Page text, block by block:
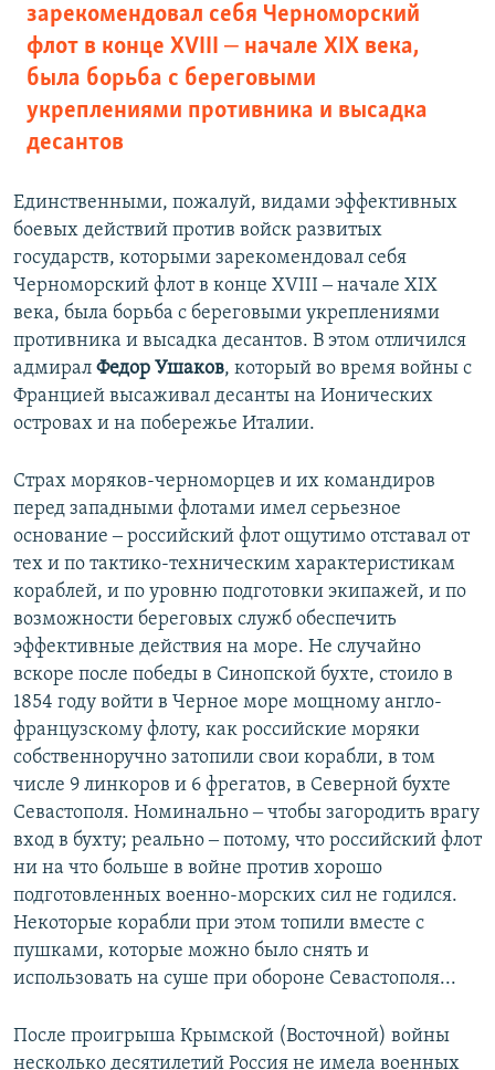
зарекомендовал себя Черноморский
флот в конце XVIII ‒ начале XIX века,
была борьба с береговыми
укреплениями противника и высадка
десантов
Единственными, пожалуй, видами эффективных
боевых действий против войск развитых
государств, которыми зарекомендовал себя
Черноморский флот в конце XVIII ‒ начале XIX
века, была борьба с береговыми укреплениями
противника и высадка десантов. В этом отличился
адмирал Федор Ушаков, который во время войны с
Францией высаживал десанты на Ионических
островах и на побережье Италии.
Страх моряков-черноморцев и их командиров
перед западными флотами имел серьезное
основание ‒ российский флот ощутимо отставал от
тех и по тактико-техническим характеристикам
кораблей, и по уровню подготовки экипажей, и по
возможности береговых служб обеспечить
эффективные действия на море. Не случайно
вскоре после победы в Синопской бухте, стоило в
1854 году войти в Черное море мощному англо-
французскому флоту, как российские моряки
собственноручно затопили свои корабли, в том
числе 9 линкоров и 6 фрегатов, в Северной бухте
Севастополя. Номинально ‒ чтобы загородить врагу
вход в бухту; реально ‒ потому, что российский флот
ни на что больше в войне против хорошо
подготовленных военно-морских сил не годился.
Некоторые корабли при этом топили вместе с
пушками, которые можно было снять и
использовать на суше при обороне Севастополя...
После проигрыша Крымской (Восточной) войны
несколько десятилетий Россия не имела военных